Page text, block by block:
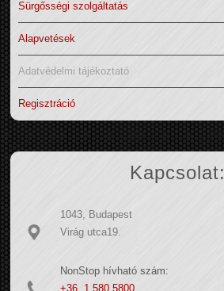
Sürgősségi szolgáltatás
Alapvetések
Adatvédelmi tájékoztató
Regisztráció
Kapcsolat:
1043, Budapest
Virág utca19.
NonStop hívható szám:
+36 1 580 5800